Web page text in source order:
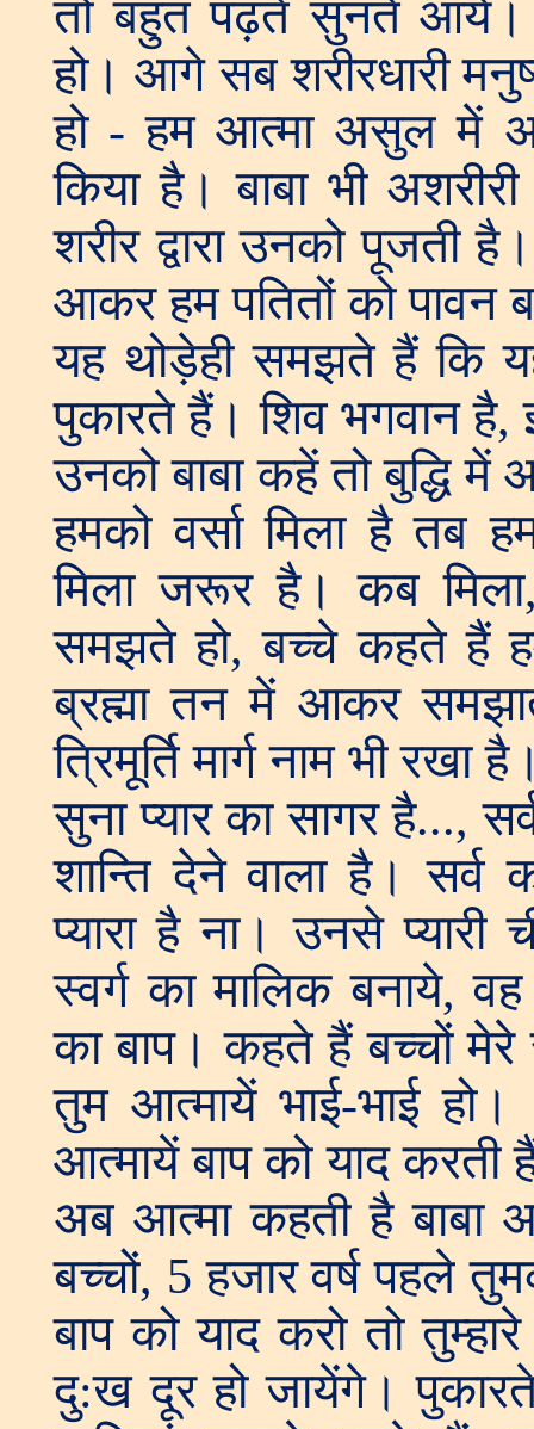
तो बहुत पढ़ते सुनते आये।
हो। आगे सब शरीरधारी
हो - हम आत्मा असुल में
किया है। बाबा भी
शरीर द्वारा उनको पूजती
आकर हम पतितों को पावन
यह थोड़ेही समझते हैं कि
पुकारते हैं। शिव भगवान
उनको बाबा कहें तो बुद्धि में
हमको वर्सा मिला है तब
मिला जरूर है। कब
समझते हो, बच्चे कहते हैं
ब्रह्मा तन में आकर
त्रिमूर्ति मार्ग नाम भी
सुना प्यार का सागर है...,
शान्ति देने वाला है।
प्यारा है ना। उनसे
स्वर्ग का मालिक बनाये,
का बाप। कहते हैं बच्चों मेरे
तुम आत्मायें भाई-भाई हो।
आत्मायें बाप को याद
अब आत्मा कहती है
बच्चों, 5 हजार वर्ष पहले
बाप को याद करो तो
दु:ख दूर हो जायेंगे।